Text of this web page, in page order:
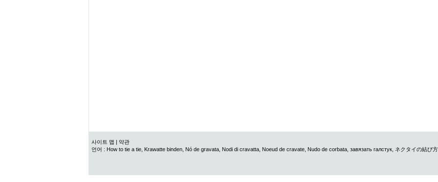
사이트 맵 | 약관
언어 : How to tie a tie Krawatte binden Nó de gravata Nodi di cravatta Noeud de cravate Nudo de corbata завязать галстук ネクタイの結び方